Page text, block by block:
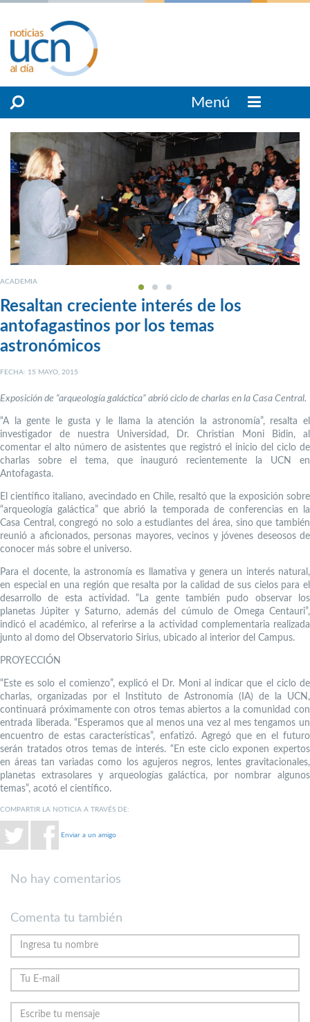
Menú
ACADEMIA
Resaltan creciente interés de los
antofagastinos por los temas
astronómicos
FECHA: 15 MAYO, 2015
Exposición de “arqueología galáctica” abrió ciclo de charlas en la Casa Central.
“A la gente le gusta y le llama la atención la astronomía”, resalta el
investigador de nuestra Universidad, Dr. Christian Moni Bidin, al
comentar el alto número de asistentes que registró el inicio del ciclo de
charlas sobre el tema, que inauguró recientemente la UCN en
Antofagasta.
El científico italiano, avecindado en Chile, resaltó que la exposición sobre
“arqueología galáctica” que abrió la temporada de conferencias en la
Casa Central, congregó no solo a estudiantes del área, sino que también
reunió a aficionados, personas mayores, vecinos y jóvenes deseosos de
conocer más sobre el universo.
Para el docente, la astronomía es llamativa y genera un interés natural,
en especial en una región que resalta por la calidad de sus cielos para el
desarrollo de esta actividad. “La gente también pudo observar los
planetas Júpiter y Saturno, además del cúmulo de Omega Centauri”,
indicó el académico, al referirse a la actividad complementaria realizada
junto al domo del Observatorio Sirius, ubicado al interior del Campus.
PROYECCIÓN
“Este es solo el comienzo”, explicó el Dr. Moni al indicar que el ciclo de
charlas, organizadas por el Instituto de Astronomía (IA) de la UCN,
continuará próximamente con otros temas abiertos a la comunidad con
entrada liberada. “Esperamos que al menos una vez al mes tengamos un
encuentro de estas características”, enfatizó. Agregó que en el futuro
serán tratados otros temas de interés. “En este ciclo exponen expertos
en áreas tan variadas como los agujeros negros, lentes gravitacionales,
planetas extrasolares y arqueologías galáctica, por nombrar algunos
temas”, acotó el científico.
COMPARTIR LA NOTICIA A TRAVÉS DE:
Enviar a un amigo
No hay comentarios
Comenta tu también